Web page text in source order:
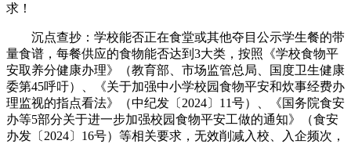
求！
沉点查抄：学校能否正在食堂或其他夺目公示学生餐的带
量食谱，每餐供应的食物能否达到3大类，按照《学校食物平
安取养分健康办理》（教育部、市场监管总局、国度卫生健康
委第45呼吁）、《关于加强中小学校园食物平安和炊事经费办
理监视的指点看法》（中纪发〔2024〕11号）、《国务院食安
办等5部分关于进一步加强校园食物平安工做的通知》（食安
办发〔2024〕16号）等相关要求，无效削减入校、入企频次，